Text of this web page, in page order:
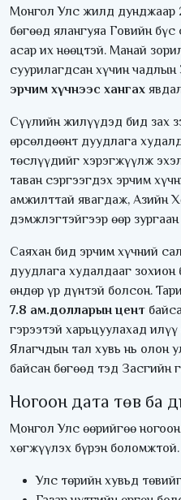
Монгол Улс жилд дунджаар
бөгөөд ялангуяа Говийн
асар их нөөцтэй. Манай
суурилагдсан хүчин чадлын
эрчим хүчнээс хангах
Сүүлийн жилүүдэд бид зах
өрсөлдөөнт дуудлага
төслүүдийг хэрэгжүүлж
таван сэргээгдэх эрчим
амжилттай явагдаж, Азийн
дэмжлэгтэйгээр өөр
Саяхан бид эрчим хүчний
дуудлага худалдааг зохион
өндөр үр дүнтэй болсон.
7.8 ам.долларын цент
гэрээтэй харьцуулахад
Ялагчдын тал хувь нь олон
байсан бөгөөд тэд Засгийн
Ногоон дата төв ба
Монгол Улс өөрийгөө
хөгжүүлэх бүрэн
Улс төрийн хувьд